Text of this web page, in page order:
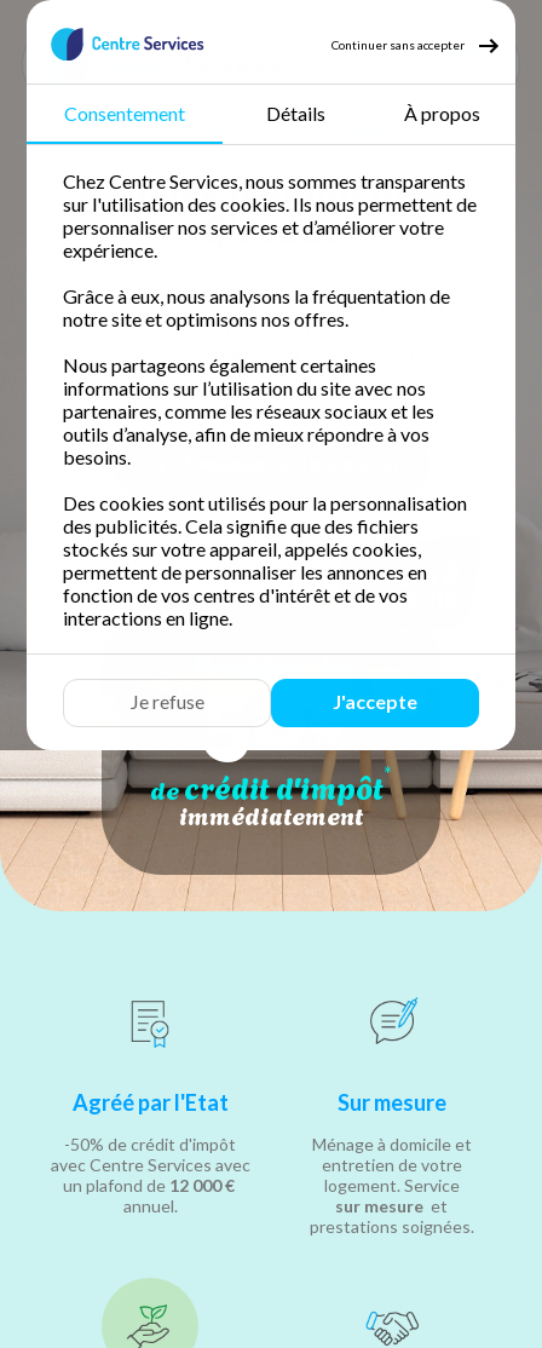
Continuer sans accepter
Consentement Détails À propos
Chez Centre Services, nous sommes transparents
sur l'utilisation des cookies. Ils nous permettent de
personnaliser nos services et d’améliorer votre
expérience.
Grâce à eux, nous analysons la fréquentation de
notre site et optimisons nos offres.
Nous partageons également certaines
informations sur l’utilisation du site avec nos
partenaires, comme les réseaux sociaux et les
outils d’analyse, afin de mieux répondre à vos
besoins.
Des cookies sont utilisés pour la personnalisation
des publicités. Cela signifie que des fichiers
stockés sur votre appareil, appelés cookies,
permettent de personnaliser les annonces en
fonction de vos centres d'intérêt et de vos
interactions en ligne.
Je refuse J'accepte
Ménage à domicile en
Gironde
Retrouvez votre temps libre avec une femme de
ménage fiable et expérimentée. Profitez de
de crédit d'impôt immédiatpour un domicile
impeccable.
Profitez de
50%
decrédit d'impôt*
immédiatement
Agréé par l'Etat
-50% de crédit d'impôt
avec Centre Services avec
un plafond de 12 000 €
annuel.
Sur mesure
Ménage à domicile et
entretien de votre
logement. Service
sur mesure et
prestations soignées.